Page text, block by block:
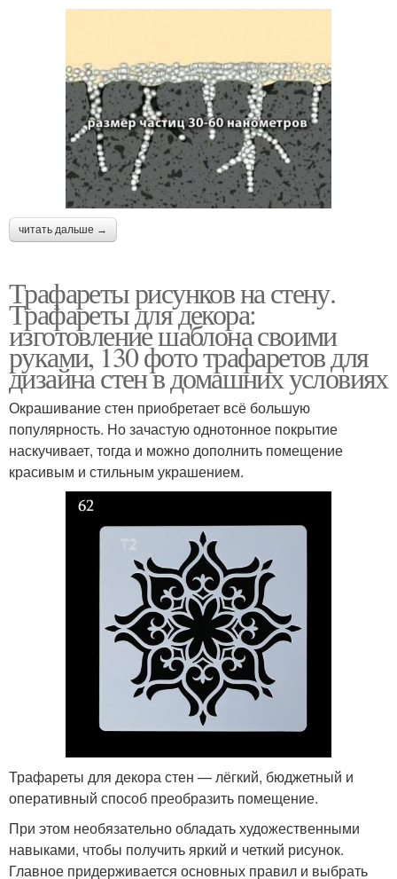
читать дальше →
Трафареты рисунков на стену.
Трафареты для декора:
изготовление шаблона своими
руками, 130 фото трафаретов для
дизайна стен в домашних условиях
Окрашивание стен приобретает всё большую
популярность. Но зачастую однотонное покрытие
наскучивает, тогда и можно дополнить помещение
красивым и стильным украшением.
Трафареты для декора стен — лёгкий, бюджетный и
оперативный способ преобразить помещение.
При этом необязательно обладать художественными
навыками, чтобы получить яркий и четкий рисунок.
Главное придерживается основных правил и выбрать